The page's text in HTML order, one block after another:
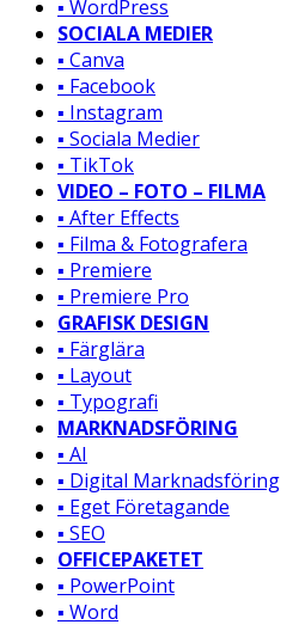
▪️ WordPress
SOCIALA MEDIER
▪️ Canva
▪️ Facebook
▪️ Instagram
▪️ Sociala Medier
▪️ TikTok
VIDEO – FOTO – FILMA
▪️ After Effects
▪️ Filma & Fotografera
▪️ Premiere
▪️ Premiere Pro
GRAFISK DESIGN
▪️ Färglära
▪️ Layout
▪️ Typografi
MARKNADSFÖRING
▪️ AI
▪️ Digital Marknadsföring
▪️ Eget Företagande
▪️ SEO
OFFICEPAKETET
▪️ PowerPoint
▪️ Word